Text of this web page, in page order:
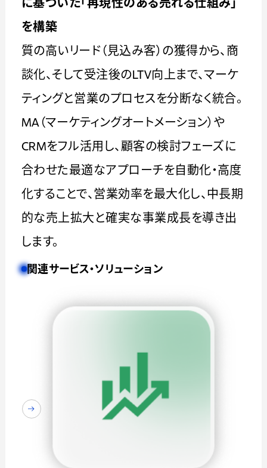
を構築
質の高いリード（見込み客）の獲得から、商
談化、そして受注後のLTV向上まで、マーケ
ティングと営業のプロセスを分断なく統合。
MA（マーケティングオートメーション）や
CRMをフル活用し、顧客の検討フェーズに
合わせた最適なアプローチを自動化・高度
化することで、営業効率を最大化し、中長期
的な売上拡大と確実な事業成長を導き出
します。
関連サービス・ソリューション